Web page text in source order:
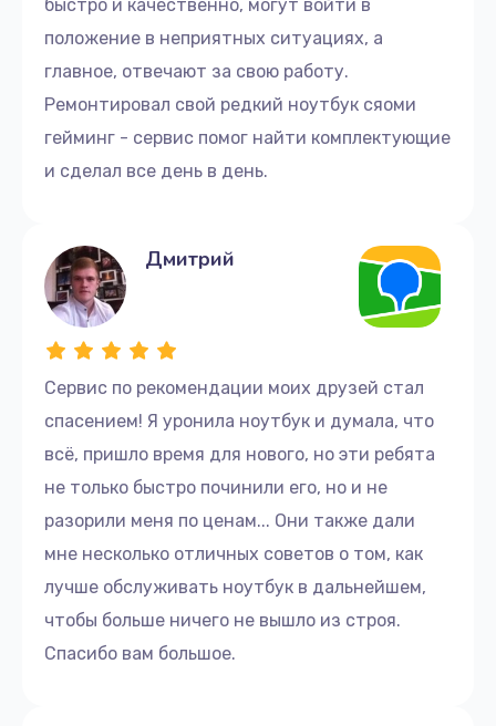
Заказать
Ремонт петель крышки
1045 руб.
Заказать
Заказать
Заказать
Восстановление данных
990 руб.
Заказать
Замена корпуса
1045 руб.
Заказать
быстро и качественно, могут войти в
положение в неприятных ситуациях, а
главное, отвечают за свою работу.
Ремонтировал свой редкий ноутбук сяоми
гейминг - сервис помог найти комплектующие
и сделал все день в день.
Сервис по рекомендации моих друзей стал
спасением! Я уронила ноутбук и думала, что
всё, пришло время для нового, но эти ребята
не только быстро починили его, но и не
разорили меня по ценам... Они также дали
мне несколько отличных советов о том, как
лучше обслуживать ноутбук в дальнейшем,
чтобы больше ничего не вышло из строя.
Спасибо вам большое.
Дмитрий